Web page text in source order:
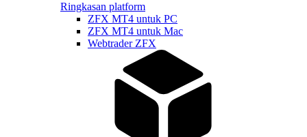
Ringkasan platform
ZFX MT4 untuk PC
ZFX MT4 untuk Mac
Webtrader ZFX